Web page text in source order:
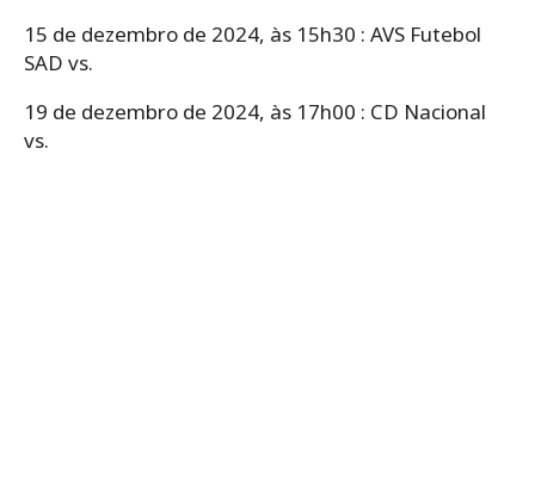
15 de dezembro de 2024, às 15h30 : AVS Futebol
SAD vs.
19 de dezembro de 2024, às 17h00 : CD Nacional
vs.